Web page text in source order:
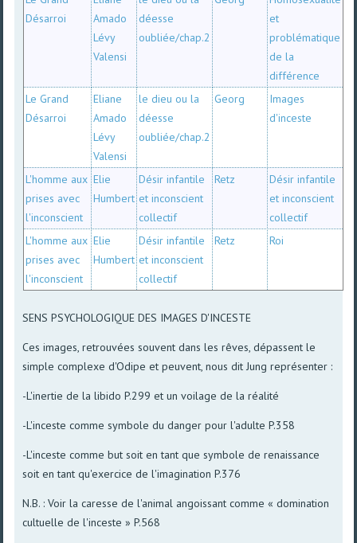
Désarroi
Amado
Lévy
Valensi
déesse
oubliée/chap.2
et
problématique
de la
différence
Le Grand
Désarroi
Eliane
Amado
Lévy
Valensi
le dieu ou la
déesse
oubliée/chap.2
Georg
Images
d'inceste
L'homme aux
prises avec
l'inconscient
Elie
Humbert
Désir infantile
et inconscient
collectif
Retz
Désir infantile
et inconscient
collectif
L'homme aux
prises avec
l'inconscient
Elie
Humbert
Désir infantile
et inconscient
collectif
Retz Roi
SENS PSYCHOLOGIQUE DES IMAGES D'INCESTE
Ces images, retrouvées souvent dans les rêves, dépassent le
simple complexe d'Odipe et peuvent, nous dit Jung représenter :
-L'inertie de la libido P.299 et un voilage de la réalité
-L'inceste comme symbole du danger pour l'adulte P.358
-L'inceste comme but soit en tant que symbole de renaissance
soit en tant qu'exercice de l'imagination P.376
N.B. : Voir la caresse de l'animal angoissant comme « domination
cultuelle de l'inceste » P.568